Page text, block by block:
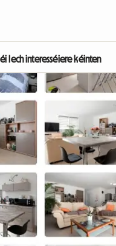
Iech interesséiere kéinten